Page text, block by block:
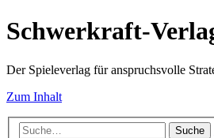
Schwerkraft-
Der Spieleverlag für anspruchsvolle
Zum Inhalt
Suche